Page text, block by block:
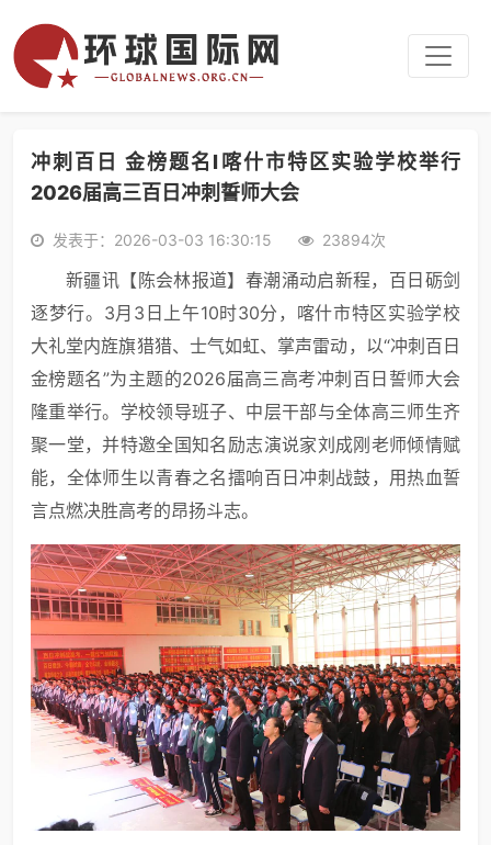
冲刺百日 金榜题名I喀什市特区实验学校举行
2026届高三百日冲刺誓师大会
发表于：2026-03-03 16:30:15 23894次
新疆讯【陈会林报道】春潮涌动启新程，百日砺剑
逐梦行。3月3日上午10时30分，喀什市特区实验学校
大礼堂内旌旗猎猎、士气如虹、掌声雷动，以“冲刺百日
金榜题名”为主题的2026届高三高考冲刺百日誓师大会
隆重举行。学校领导班子、中层干部与全体高三师生齐
聚一堂，并特邀全国知名励志演说家刘成刚老师倾情赋
能，全体师生以青春之名擂响百日冲刺战鼓，用热血誓
言点燃决胜高考的昂扬斗志。